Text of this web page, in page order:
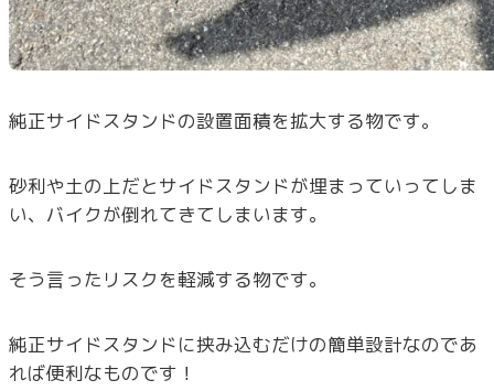
純正サイドスタンドの設置面積を拡大する物です。
砂利や土の上だとサイドスタンドが埋まっていってしま
い、バイクが倒れてきてしまいます。
そう言ったリスクを軽減する物です。
純正サイドスタンドに挟み込むだけの簡単設計なのであ
れば便利なものです！